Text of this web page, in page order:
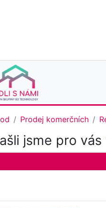
Prodej komerčních
jsme pro vás